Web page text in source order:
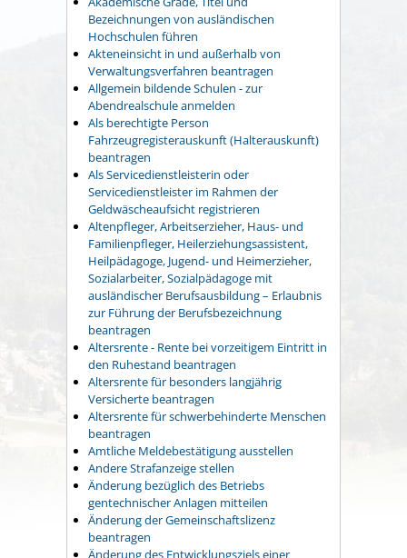
Bezeichnungen von ausländischen
Hochschulen führen
Akteneinsicht in und außerhalb von
Verwaltungsverfahren beantragen
Allgemein bildende Schulen - zur
Abendrealschule anmelden
Als berechtigte Person
Fahrzeugregisterauskunft (Halterauskunft)
beantragen
Als Servicedienstleisterin oder
Servicedienstleister im Rahmen der
Geldwäscheaufsicht registrieren
Altenpfleger, Arbeitserzieher, Haus- und
Familienpfleger, Heilerziehungsassistent,
Heilpädagoge, Jugend- und Heimerzieher,
Sozialarbeiter, Sozialpädagoge mit
ausländischer Berufsausbildung – Erlaubnis
zur Führung der Berufsbezeichnung
beantragen
Altersrente - Rente bei vorzeitigem Eintritt in
den Ruhestand beantragen
Altersrente für besonders langjährig
Versicherte beantragen
Altersrente für schwerbehinderte Menschen
beantragen
Amtliche Meldebestätigung ausstellen
Andere Strafanzeige stellen
Änderung bezüglich des Betriebs
gentechnischer Anlagen mitteilen
Änderung der Gemeinschaftslizenz
beantragen
Änderung des Entwicklungsziels einer